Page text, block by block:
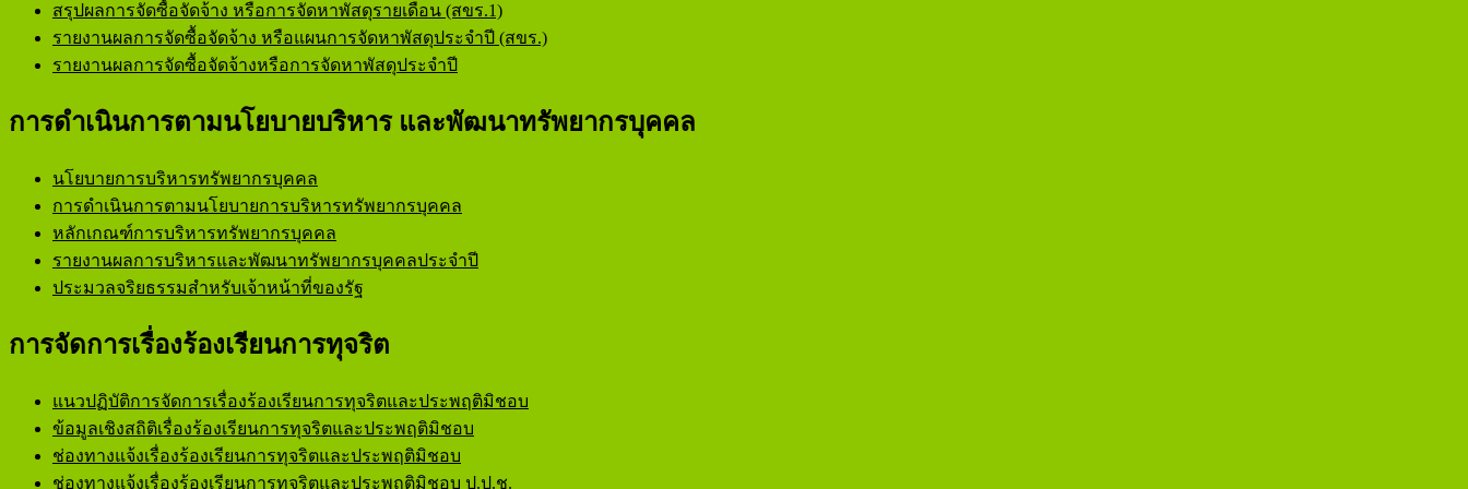
สรุปผลการจัดซื้อจัดจ้าง หรือการจัดหาพัสดุรายเดือน (สขร.1)
รายงานผลการจัดซื้อจัดจ้าง หรือแผนการจัดหาพัสดุประจำปี (สขร.)
รายงานผลการจัดซื้อจัดจ้างหรือการจัดหาพัสดุประจำปี
การดำเนินการตามนโยบายบริหาร และพัฒนาทรัพยากรบุคคล
นโยบายการบริหารทรัพยากรบุคคล
การดำเนินการตามนโยบายการบริหารทรัพยากรบุคคล
หลักเกณฑ์การบริหารทรัพยากรบุคคล
รายงานผลการบริหารและพัฒนาทรัพยากรบุคคลประจำปี
ประมวลจริยธรรมสำหรับเจ้าหน้าที่ของรัฐ
การจัดการเรื่องร้องเรียนการทุจริต
แนวปฏิบัติการจัดการเรื่องร้องเรียนการทุจริตและประพฤติมิชอบ
ข้อมูลเชิงสถิติเรื่องร้องเรียนการทุจริตและประพฤติมิชอบ
ช่องทางแจ้งเรื่องร้องเรียนการทุจริตและประพฤติมิชอบ
ช่องทางแจ้งเรื่องร้องเรียนการทุจริตและประพฤติมิชอบ ป.ป.ช.